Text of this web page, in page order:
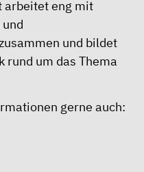
arbeitet eng mit
und bildet
rund um das Thema
gerne auch: